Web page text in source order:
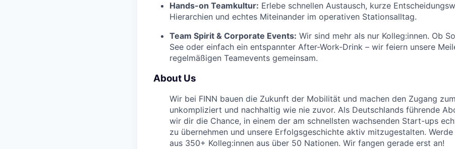
Hands-on Teamkultur: Erlebe schnellen Austausch, kurze
Hierarchien und echtes Miteinander im operativen Stationsalltag.
Team Spirit & Corporate Events: Wir sind mehr als nur Kolleg:innen. Ob
See oder einfach ein entspannter After-Work-Drink – wir feiern unsere
regelmäßigen Teamevents gemeinsam.
About Us
Wir bei FINN bauen die Zukunft der Mobilität und machen den Zugang
unkompliziert und nachhaltig wie nie zuvor. Als Deutschlands führende
wir dir die Chance, in einem der am schnellsten wachsenden Start-ups
zu übernehmen und unsere Erfolgsgeschichte aktiv mitzugestalten. Werde
aus 350+ Kolleg:innen aus über 50 Nationen. Wir fangen gerade erst an!